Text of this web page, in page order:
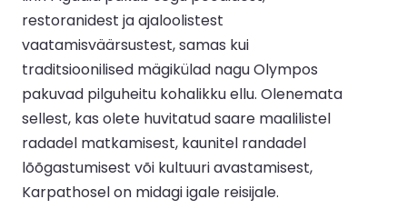
restoranidest ja ajaloolistest
vaatamisväärsustest, samas kui
traditsioonilised mägikülad nagu Olympos
pakuvad pilguheitu kohalikku ellu. Olenemata
sellest, kas olete huvitatud saare maalilistel
radadel matkamisest, kaunitel randadel
lõõgastumisest või kultuuri avastamisest,
Karpathosel on midagi igale reisijale.